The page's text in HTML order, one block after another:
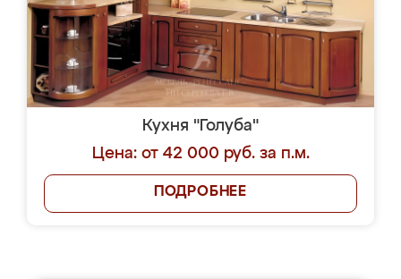
Кухня "Голуба"
Цена: от 42 000 руб. за п.м.
ПОДРОБНЕЕ